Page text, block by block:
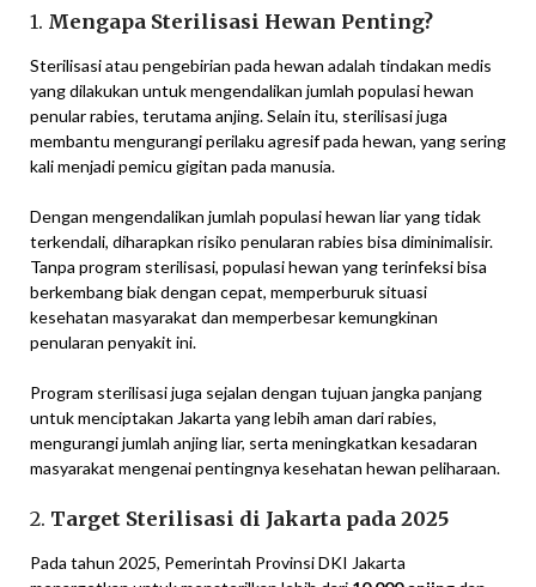
1. Mengapa Sterilisasi Hewan Penting?
Sterilisasi atau pengebirian pada hewan adalah tindakan medis
yang dilakukan untuk mengendalikan jumlah populasi hewan
penular rabies, terutama anjing. Selain itu, sterilisasi juga
membantu mengurangi perilaku agresif pada hewan, yang sering
kali menjadi pemicu gigitan pada manusia.
Dengan mengendalikan jumlah populasi hewan liar yang tidak
terkendali, diharapkan risiko penularan rabies bisa diminimalisir.
Tanpa program sterilisasi, populasi hewan yang terinfeksi bisa
berkembang biak dengan cepat, memperburuk situasi
kesehatan masyarakat dan memperbesar kemungkinan
penularan penyakit ini.
Program sterilisasi juga sejalan dengan tujuan jangka panjang
untuk menciptakan Jakarta yang lebih aman dari rabies,
mengurangi jumlah anjing liar, serta meningkatkan kesadaran
masyarakat mengenai pentingnya kesehatan hewan peliharaan.
2. Target Sterilisasi di Jakarta pada 2025
Pada tahun 2025, Pemerintah Provinsi DKI Jakarta